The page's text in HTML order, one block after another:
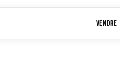
VENDRE